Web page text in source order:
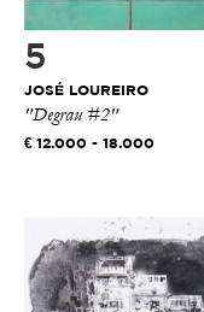
5
JOSÉ LOUREIRO
"Degrau #2"
12.000 - 18.000